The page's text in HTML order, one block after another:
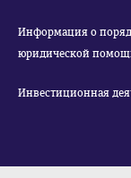
Информация о
юридической
Инвестиционная